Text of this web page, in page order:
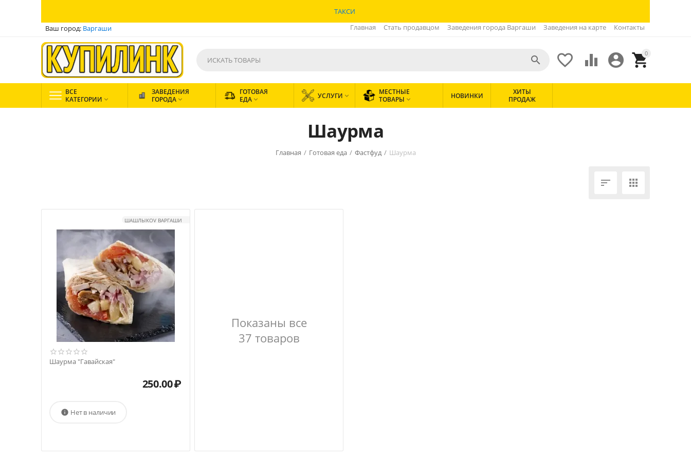
ТАКСИ
Ваш город: Варгаши Главная Стать продавцом Заведения города Варгаши Заведения на карте Контакты
0


 

ВСЕ
КАТЕГОРИИ 
ЗАВЕДЕНИЯ
ГОРОДА 
ГОТОВАЯ
ЕДА  УСЛУГИ 
МЕСТНЫЕ
ТОВАРЫ  НОВИНКИ
ХИТЫ
ПРОДАЖ
Шаурма
Главная / Готовая еда / Фастфуд / Шаурма
 
ШАШЛЫКOV ВАРГАШИ
Шаурма "Гавайская"
250.00₽
Нет в наличии

Показаны все
37 товаров